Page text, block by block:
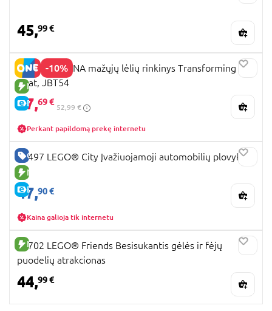
45,99 €
-10%
NAUJA PREKĖ
E-KAINA
DISNEY MOANA mažųjų lėlių rinkinys Transforming
Boat, JBT54
47,69 €
52,99 €
Perkant papildomą prekę internetu
GERA KAINA
NAUJA PREKĖ
E-KAINA
60497 LEGO® City Įvažiuojamoji automobilių plovykla
47,90 €
Kaina galioja tik internetu
NAUJA PREKĖ
42702 LEGO® Friends Besisukantis gėlės ir fėjų
puodelių atrakcionas
44,99 €